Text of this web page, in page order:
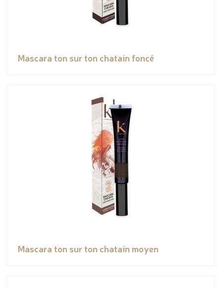
Mascara ton sur ton chatain foncé
Mascara ton sur ton chatain moyen